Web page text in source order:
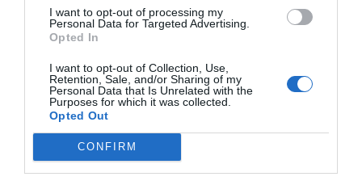
I want to opt-out of processing my
Personal Data for Targeted Advertising.
Opted In
I want to opt-out of Collection, Use,
Retention, Sale, and/or Sharing of my
Personal Data that Is Unrelated with the
Purposes for which it was collected.
Opted Out
CONFIRM
Qual é o teu set favorito da gama?